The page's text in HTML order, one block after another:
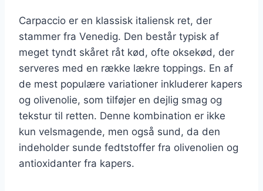
Carpaccio er en klassisk italiensk ret, der
stammer fra Venedig. Den består typisk af
meget tyndt skåret råt kød, ofte oksekød, der
serveres med en række lækre toppings. En af
de mest populære variationer inkluderer kapers
og olivenolie, som tilføjer en dejlig smag og
tekstur til retten. Denne kombination er ikke
kun velsmagende, men også sund, da den
indeholder sunde fedtstoffer fra olivenolien og
antioxidanter fra kapers.